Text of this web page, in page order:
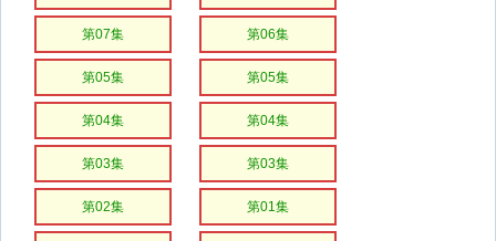
第07集 第06集
第05集 第05集
第04集 第04集
第03集 第03集
第02集 第01集